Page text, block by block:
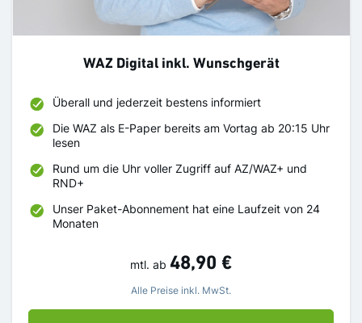
WAZ Digital inkl. Wunschgerät
Überall und jederzeit bestens informiert
Die WAZ als E-Paper bereits am Vortag ab 20:15 Uhr
lesen
Rund um die Uhr voller Zugriff auf AZ/WAZ+ und
RND+
Unser Paket-Abonnement hat eine Laufzeit von 24
Monaten
mtl. ab 48,90 €
Alle Preise inkl. MwSt.